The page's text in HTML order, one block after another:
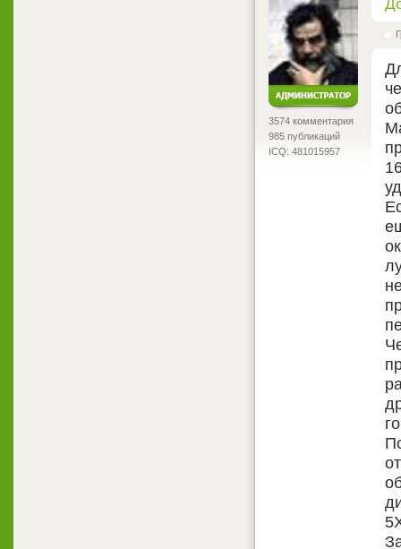
3574 комментария
985 публикаций
ICQ: 481015957